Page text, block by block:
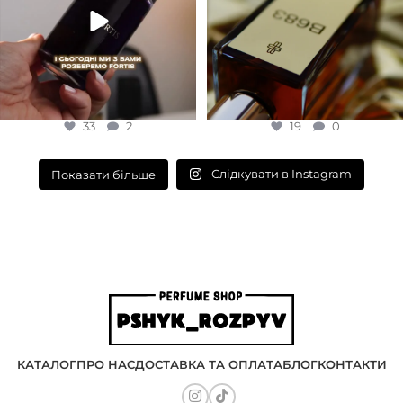
33 2 19 0
Показати більше Слідкувати в Instagram
КАТАЛОГПРО НАСДОСТАВКА ТА ОПЛАТАБЛОГКОНТАКТИ